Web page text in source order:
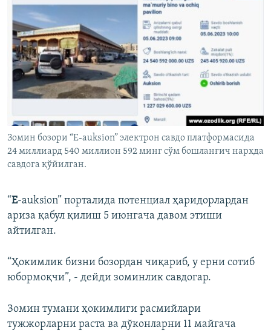
Зомин бозори “E-auksion” электрон савдо платформасида
24 миллиард 540 миллион 592 минг сўм бошланғич нархда
савдога қўйилган.
“E-auksion” порталида потенциал ҳаридорлардан
ариза қабул қилиш 5 июнгача давом этиши
айтилган.
“Ҳокимлик бизни бозордан чиқариб, у ерни сотиб
юбормоқчи”, - дейди зоминлик савдогар.
​Зомин тумани ҳокимлиги расмийлари
тужжорларни раста ва дўконларни 11 майгача